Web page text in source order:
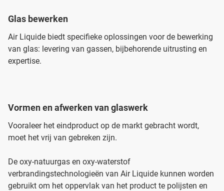
Glas bewerken
Air Liquide biedt specifieke oplossingen voor de bewerking
van glas: levering van gassen, bijbehorende uitrusting en
expertise.
Vormen en afwerken van glaswerk
Vooraleer het eindproduct op de markt gebracht wordt,
moet het vrij van gebreken zijn.
De oxy-natuurgas en oxy-waterstof
verbrandingstechnologieën van Air Liquide kunnen worden
gebruikt om het oppervlak van het product te polijsten en